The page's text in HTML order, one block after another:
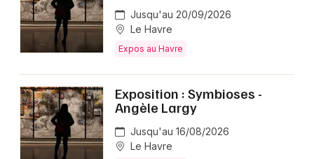
Jusqu'au 20/09/2026
Le Havre
Expos au Havre
Exposition : Symbioses -
Angèle Largy
Jusqu'au 16/08/2026
Le Havre